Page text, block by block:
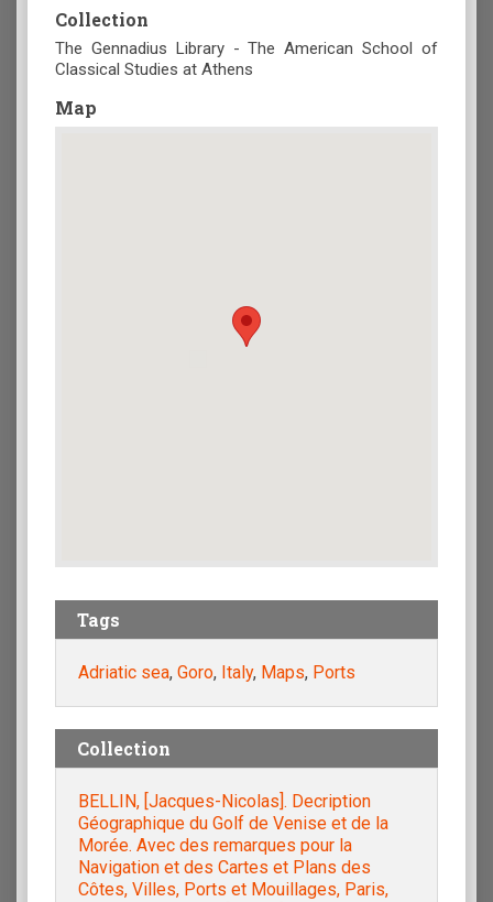
Collection
The Gennadius Library - The American School of
Classical Studies at Athens
Map
Tags
Adriatic sea, Goro, Italy, Maps, Ports
Collection
BELLIN, [Jacques-Nicolas]. Decription
Géographique du Golf de Venise et de la
Morée. Avec des remarques pour la
Navigation et des Cartes et Plans des
Côtes, Villes, Ports et Mouillages, Paris,